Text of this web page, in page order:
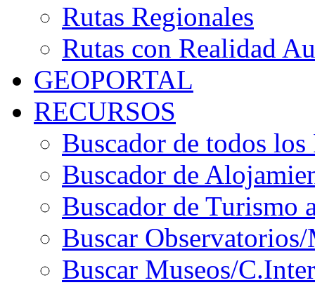
Rutas Regionales
Rutas con Realidad
GEOPORTAL
RECURSOS
Buscador de todos los
Buscador de
Buscador de Turismo
Buscar
Buscar Museos/